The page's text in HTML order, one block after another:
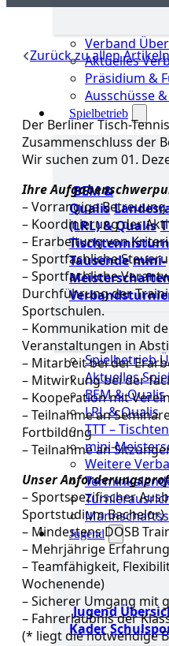
Verband
Aktuelles
Präsidium &
Ausschüsse
Spielbetrieb
BEM &
Qualis
(LRL) & Qualis
Tausende mini-
Spielbetrieb
Aktuelles
BEM & Qualis
LRL & Qualis
TTT –
mini-
Weitere
Jugend
Jugend
Kader
Zurück zu allen Artikeln
Der Berliner Tisch-
Zusammenschluss der
Wir suchen zum 01.
Ihre
– Vorrangige Betreuung
– Koordinierung der
– Erarbeitung von
– Sportfachliche
– Sportfachliche
Durchführung der
Sportschulen.
– Kommunikation mit
Veranstaltungen in
– Mitarbeit bei der
– Mitwirkung bei der
– Kooperation mit
– Teilnahme an
Fortbildung
– Teilnahme an
Unser
– Sportspezifischer
Sportstudium Bachelor)
– Mindestens DOSB
– Mehrjährige
– Teamfähigkeit,
Wochenende)
– Sicherer Umgang mit
– Fahrerlaubnis der
(* liegt die notwendige